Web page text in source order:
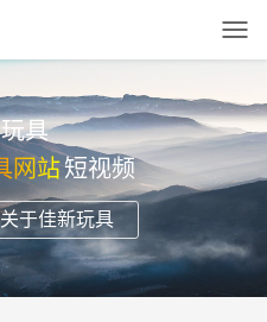
具
网站短视频
关于佳新玩具